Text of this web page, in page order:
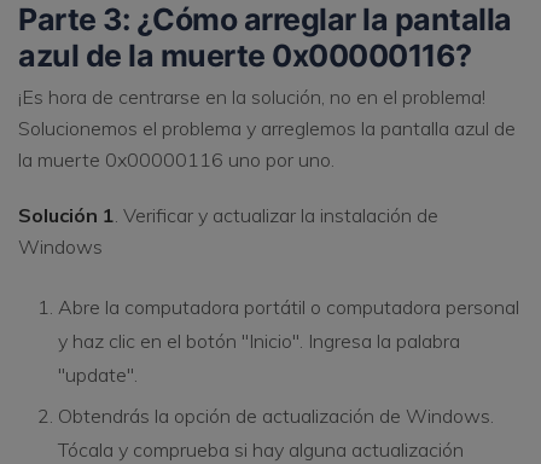
Parte 3: ¿Cómo arreglar la pantalla
azul de la muerte 0x00000116?
¡Es hora de centrarse en la solución, no en el problema!
Solucionemos el problema y arreglemos la pantalla azul de
la muerte 0x00000116 uno por uno.
Solución 1. Verificar y actualizar la instalación de
Windows
Abre la computadora portátil o computadora personal
y haz clic en el botón "Inicio". Ingresa la palabra
"update".
Obtendrás la opción de actualización de Windows.
Tócala y comprueba si hay alguna actualización